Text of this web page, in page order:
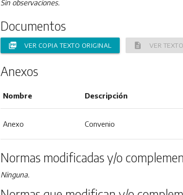
Sin observaciones.
Documentos
picture_as_pdf VER COPIA TEXTO ORIGINAL description VER
Anexos
Nombre Descripción
Anexo Convenio
Normas modificadas y/o
Ninguna.